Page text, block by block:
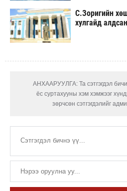
С.Зоригийн
хулгайд
АНХААРУУЛГА: Та сэтгэгдэл
ёс суртахууны хэм хэмжээг
зөрчсөн сэтгэгдэлийг